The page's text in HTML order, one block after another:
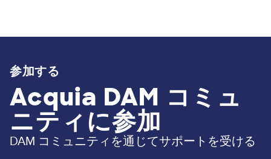
参加する
Acquia DAM コミュ
ニティに参加
DAM コミュニティを通じてサポートを受ける